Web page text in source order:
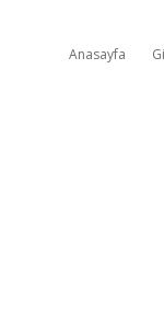
Anasayfa